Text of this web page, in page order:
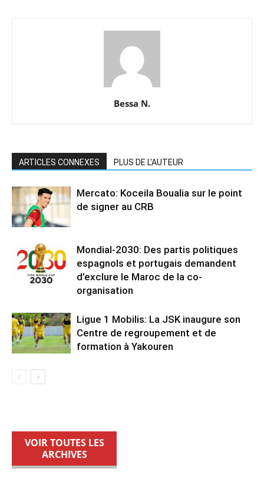
Bessa N.
ARTICLES CONNEXES PLUS DE L'AUTEUR
Mercato: Koceila Boualia sur le point
de signer au CRB
Mondial-2030: Des partis politiques
espagnols et portugais demandent
d’exclure le Maroc de la co-
organisation
Ligue 1 Mobilis: La JSK inaugure son
Centre de regroupement et de
formation à Yakouren
VOIR TOUTES LES
ARCHIVES